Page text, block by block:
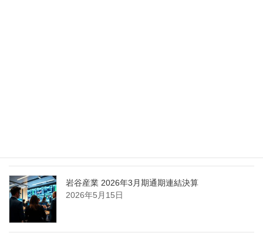
岩谷産業 2026年3月期通期連結決算
2026年5月15日